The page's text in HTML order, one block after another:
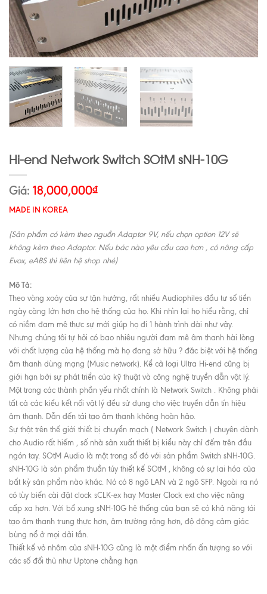
Hi-end Network Switch SOtM sNH-10G
Giá: 18,000,000₫
MADE IN KOREA
(Sản phẩm có kèm theo nguồn Adaptor 9V, nếu chọn option 12V sẽ
không kèm theo Adaptor. Nếu bác nào yêu cầu cao hơn , có nâng cấp
Evox, eABS thì liên hệ shop nhé)
Mô Tả:
Theo vòng xoáy của sự tận hưởng, rất nhiều Audiophiles đầu tư số tiền
ngày càng lớn hơn cho hệ thống của họ. Khi nhìn lại họ hiểu rằng, chỉ
có niềm đam mê thực sự mới giúp họ đi 1 hành trình dài như vậy.
Nhưng chúng tôi tự hỏi có bao nhiêu người đam mê âm thanh hài lòng
với chất lượng của hệ thống mà họ đang sở hữu ? đăc biệt với hệ thống
âm thanh dùng mạng (Music network). Kể cả loại Ultra Hi-end cũng bị
giới hạn bởi sự phát triển của kỹ thuật và công nghệ truyền dẫn vật lý.
Một trong các thành phần yếu nhất chính là Network Switch . Không phải
tất cả các kiểu kết nối vật lý đều sử dụng cho việc truyền dẫn tín hiệu
âm thanh. Dẫn đến tái tạo âm thanh không hoàn hảo.
Sự thật trên thế giới thiết bị chuyển mạch ( Network Switch ) chuyên dành
cho Audio rất hiếm , số nhà sản xuất thiết bị kiểu này chỉ đếm trên đầu
ngón tay. SOtM Audio là một trong số đó với sản phẩm Switch sNH-10G.
sNH-10G là sản phẩm thuần túy thiết kế SOtM , không có sự lai hóa của
bất kỳ sản phẩm nào khác. Nó có 8 ngõ LAN và 2 ngõ SFP. Ngoài ra nó
có tùy biến cài đặt clock sCLK-ex hay Master Clock ext cho việc nâng
cấp xa hơn. Với bổ xung sNH-10G hệ thống của bạn sẽ có khả năng tái
tạo âm thanh trung thực hơn, âm trường rộng hơn, độ động cảm giác
bùng nổ ở mọi dải tần.
Thiết kế vỏ nhôm của sNH-10G cũng là một điểm nhấn ấn tượng so với
các số đối thủ như Uptone chẳng hạn